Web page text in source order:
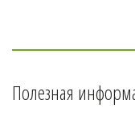
Полезная